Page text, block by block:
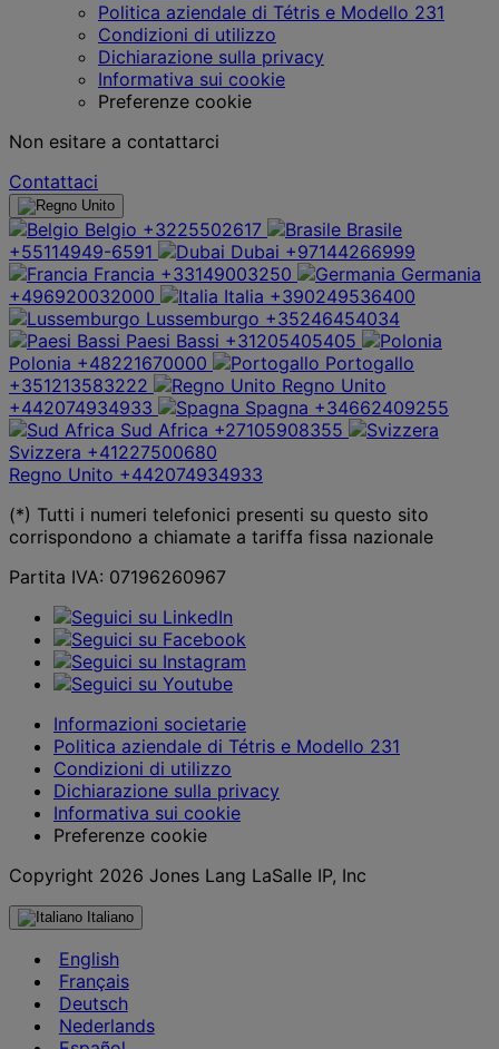
Politica aziendale di Tétris e Modello 231
Condizioni di utilizzo
Dichiarazione sulla privacy
Informativa sui cookie
Preferenze cookie
Non esitare a contattarci
Contattaci
Belgio +3225502617
Brasile
+55114949-6591
Dubai +97144266999
Francia +33149003250
Germania
+496920032000
Italia +390249536400
Lussemburgo +35246454034
Paesi Bassi +31205405405
Polonia +48221670000
Portogallo
+351213583222
Regno Unito
+442074934933
Spagna +34662409255
Sud Africa +27105908355
Svizzera +41227500680
Regno Unito +442074934933
(*) Tutti i numeri telefonici presenti su questo sito
corrispondono a chiamate a tariffa fissa nazionale
Partita IVA: 07196260967
Informazioni societarie
Politica aziendale di Tétris e Modello 231
Condizioni di utilizzo
Dichiarazione sulla privacy
Informativa sui cookie
Preferenze cookie
Copyright 2026 Jones Lang LaSalle IP, Inc
Italiano
English
Français
Deutsch
Nederlands